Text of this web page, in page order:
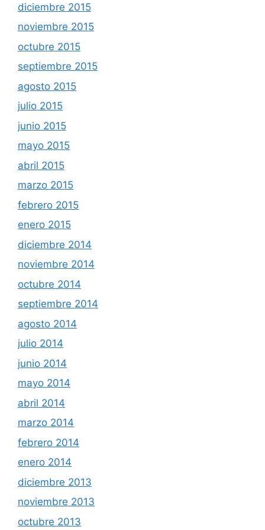
diciembre 2015
noviembre 2015
octubre 2015
septiembre 2015
agosto 2015
julio 2015
junio 2015
mayo 2015
abril 2015
marzo 2015
febrero 2015
enero 2015
diciembre 2014
noviembre 2014
octubre 2014
septiembre 2014
agosto 2014
julio 2014
junio 2014
mayo 2014
abril 2014
marzo 2014
febrero 2014
enero 2014
diciembre 2013
noviembre 2013
octubre 2013